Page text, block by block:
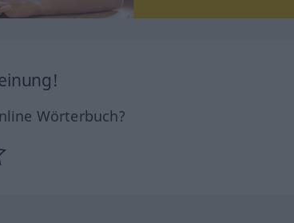
Wörterbuch?